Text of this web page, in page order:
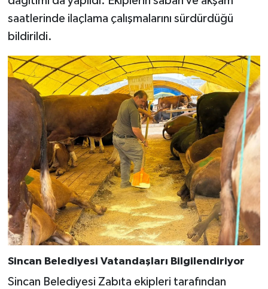
saatlerinde ilaçlama çalışmalarını sürdürdüğü
bildirildi.
Sincan Belediyesi Vatandaşları Bilgilendiriyor
Sincan Belediyesi Zabıta ekipleri tarafından